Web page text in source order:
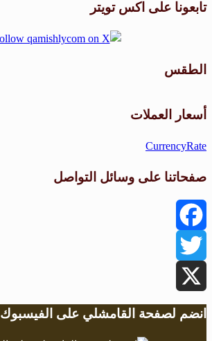
تابعونا على اكس تويتر
الطقس
أسعار العملات
CurrencyRate
صفحاتنا على وسائل التواصل
Facebook
Twitter
X
انضم لصفحة القامشلي على الفيسبوك